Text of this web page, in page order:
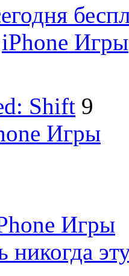
iPhone Игры
Shift 9
Игры
Игры
никогда